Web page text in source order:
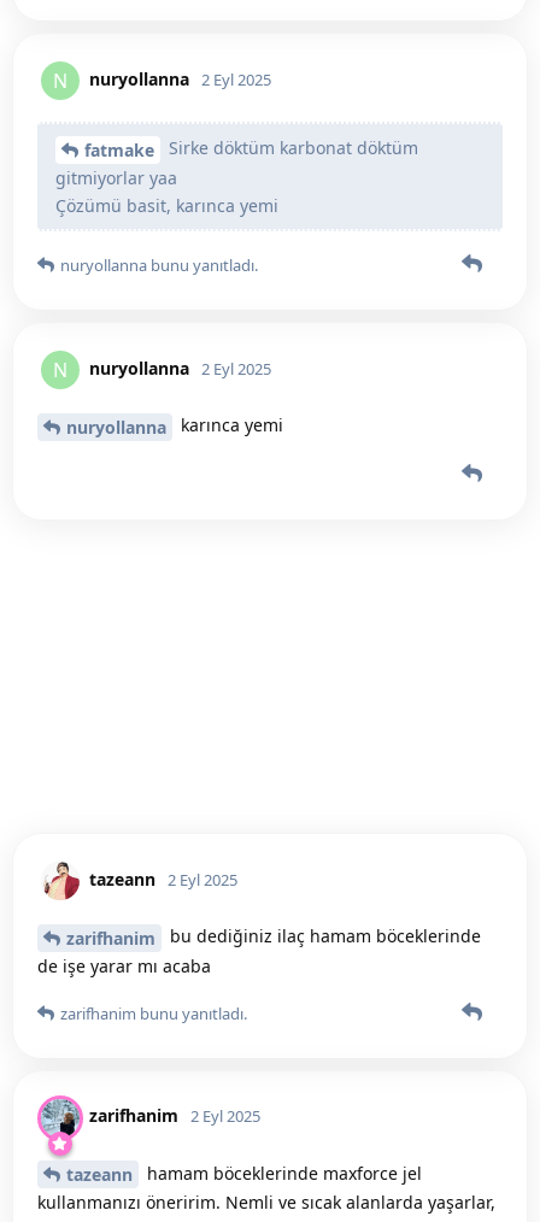
N nuryollanna 2 Eyl 2025
fatmake
Sirke döktüm karbonat döktüm
gitmiyorlar yaa
Çözümü basit, karınca yemi
nuryollanna bunu yanıtladı.
N nuryollanna 2 Eyl 2025
nuryollanna karınca yemi
tazeann 2 Eyl 2025
zarifhanim
bu dediğiniz ilaç hamam böceklerinde
de işe yarar mı acaba
zarifhanim bunu yanıtladı.
zarifhanim 2 Eyl 2025
tazeann
hamam böceklerinde maxforce jel
kullanmanızı öneririm. Nemli ve sıcak alanlarda yaşarlar,